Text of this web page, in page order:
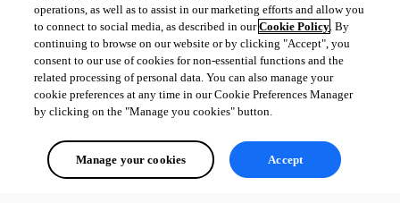
operations, as well as to assist in our marketing efforts and allow you
to connect to social media, as described in ourCookie Policy. By
continuing to browse on our website or by clicking "Accept", you
consent to our use of cookies for non-essential functions and the
related processing of personal data. You can also manage your
cookie preferences at any time in our Cookie Preferences Manager
by clicking on the "Manage you cookies" button.
Manage your cookies Accept